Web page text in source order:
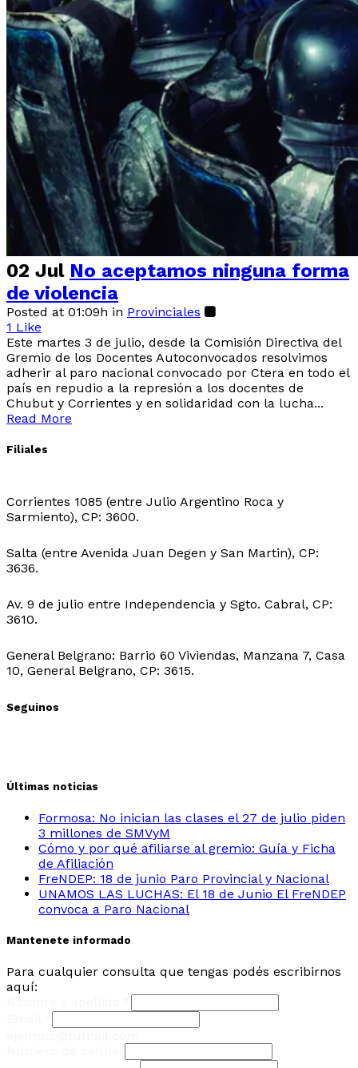
02 Jul No aceptamos ninguna forma
de violencia
Posted at 01:09h in Provinciales
1 Like
Este martes 3 de julio, desde la Comisión Directiva del
Gremio de los Docentes Autoconvocados resolvimos
adherir al paro nacional convocado por Ctera en todo el
país en repudio a la represión a los docentes de
Chubut y Corrientes y en solidaridad con la lucha...
Read More
Filiales
Corrientes 1085 (entre Julio Argentino Roca y
Sarmiento), CP: 3600.
Salta (entre Avenida Juan Degen y San Martin), CP:
3636.
Av. 9 de julio entre Independencia y Sgto. Cabral, CP:
3610.
General Belgrano: Barrio 60 Viviendas, Manzana 7, Casa
10, General Belgrano, CP: 3615.
Seguinos
Últimas noticias
Formosa: No inician las clases el 27 de julio piden
3 millones de SMVyM
Cómo y por qué afiliarse al gremio: Guía y Ficha
de Afiliación
FreNDEP: 18 de junio Paro Provincial y Nacional
UNAMOS LAS LUCHAS: El 18 de Junio El FreNDEP
convoca a Paro Nacional
Mantenete informado
Para cualquier consulta que tengas podés escribirnos
aquí: